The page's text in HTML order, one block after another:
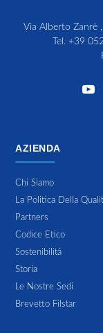
Via Alberto Zanrè
Tel. +39
AZIENDA
Chi Siamo
La Politica Della
Partners
Codice Etico
Sostenibilitá
Storia
Le Nostre Sedi
Brevetto Filstar